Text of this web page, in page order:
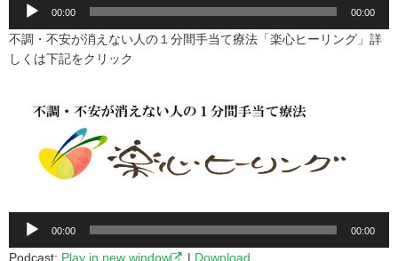
プ
00:00 00:00
不調・不安が消えない人の１分間手当て療法「楽心ヒーリング」詳
しくは下記をクリック
00:00 00:00
Podcast: Play in new window | Download